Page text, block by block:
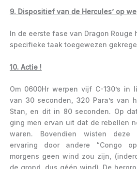
9. Dispositief van de Hercules’ op
In de eerste fase van Dragon Rouge
specifieke taak toegewezen
10. Actie !
Om 0600Hr werpen vijf C-130’s in
van 30 seconden, 320 Para’s van
Stan, en dit in 80 seconden. Op
ging men ervan uit dat de rebellen
waren. Bovendien wisten deze
ervaring door andere “Congo
morgens geen wind zou zijn,
de grond, dus géén wind). De